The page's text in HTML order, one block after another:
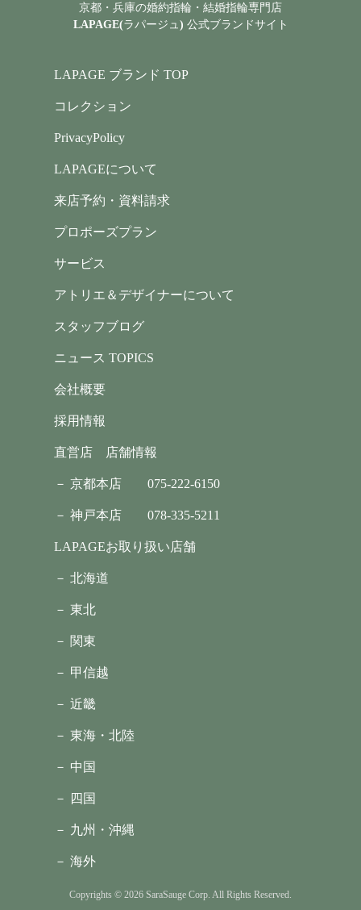
京都・兵庫の婚約指輪・結婚指輪専門店
LAPAGE(ラパージュ) 公式ブランドサイト
LAPAGE ブランド TOP
コレクション
PrivacyPolicy
LAPAGEについて
来店予約・資料請求
プロポーズプラン
サービス
アトリエ＆デザイナーについて
スタッフブログ
ニュース TOPICS
会社概要
採用情報
直営店 店舗情報
－ 京都本店075-222-6150
－ 神戸本店078-335-5211
LAPAGEお取り扱い店舗
－ 北海道
－ 東北
－ 関東
－ 甲信越
－ 近畿
－ 東海・北陸
－ 中国
－ 四国
－ 九州・沖縄
－ 海外
Copyrights © 2026 SaraSauge Corp. All Rights Reserved.